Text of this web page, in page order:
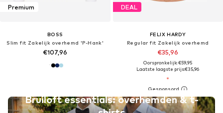
Premium
BOSS
Slim fit Zakelijk overhemd 'P-Hank'
€107,96
Bruiloft essentials: overhemden & t-
DEAL
FELIX HARDY
Regular fit Zakelijk overhemd
€35,96
Oorspronkelijk: €59,95
Laatste laagste prijs:€35,96